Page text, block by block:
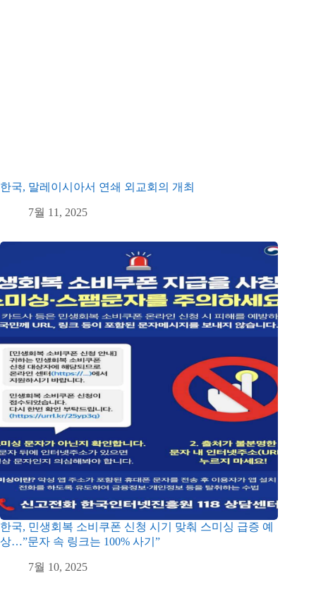
한국, 말레이시아서 연쇄 외교회의 개최
7월 11, 2025
한국, 민생회복 소비쿠폰 신청 시기 맞춰 스미싱 급증 예
상…”문자 속 링크는 100% 사기”
7월 10, 2025